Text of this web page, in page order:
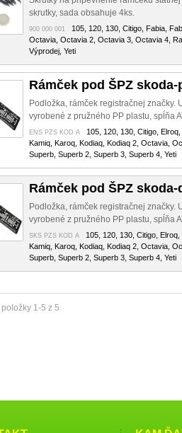
skrutky, sada obsahuje 4ks.
900 000 001 105, 120, 130, Citigo, Fabia,
Octavia, Octavia 2, Octavia 3, Octavia 4,
Výprodej, Yeti
Rámček pod ŠPZ
Podložka, rámček registračnej
vyrobené z pružného PP plastu, spĺňa
ENS PZS KOD A 105, 120, 130, Citigo,
Kamiq, Karoq, Kodiaq, Kodiaq 2, Octavia,
Superb, Superb 2, Superb 3, Superb 4, Yeti
Rámček pod ŠPZ
Podložka, rámček registračnej
vyrobené z pružného PP plastu, spĺňa
SKS PZS KOD A 105, 120, 130, Citigo,
Kamiq, Karoq, Kodiaq, Kodiaq 2, Octavia,
Superb, Superb 2, Superb 3, Superb 4, Yeti
1-5 z 5